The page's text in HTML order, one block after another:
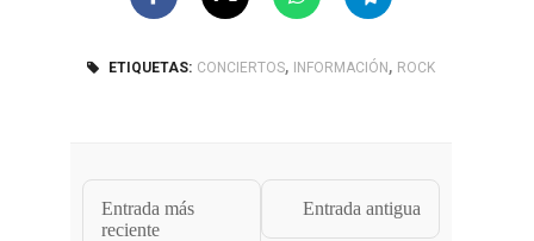
ETIQUETAS: CONCIERTOS, INFORMACIÓN , ROCK
Entrada más
reciente
Entrada antigua